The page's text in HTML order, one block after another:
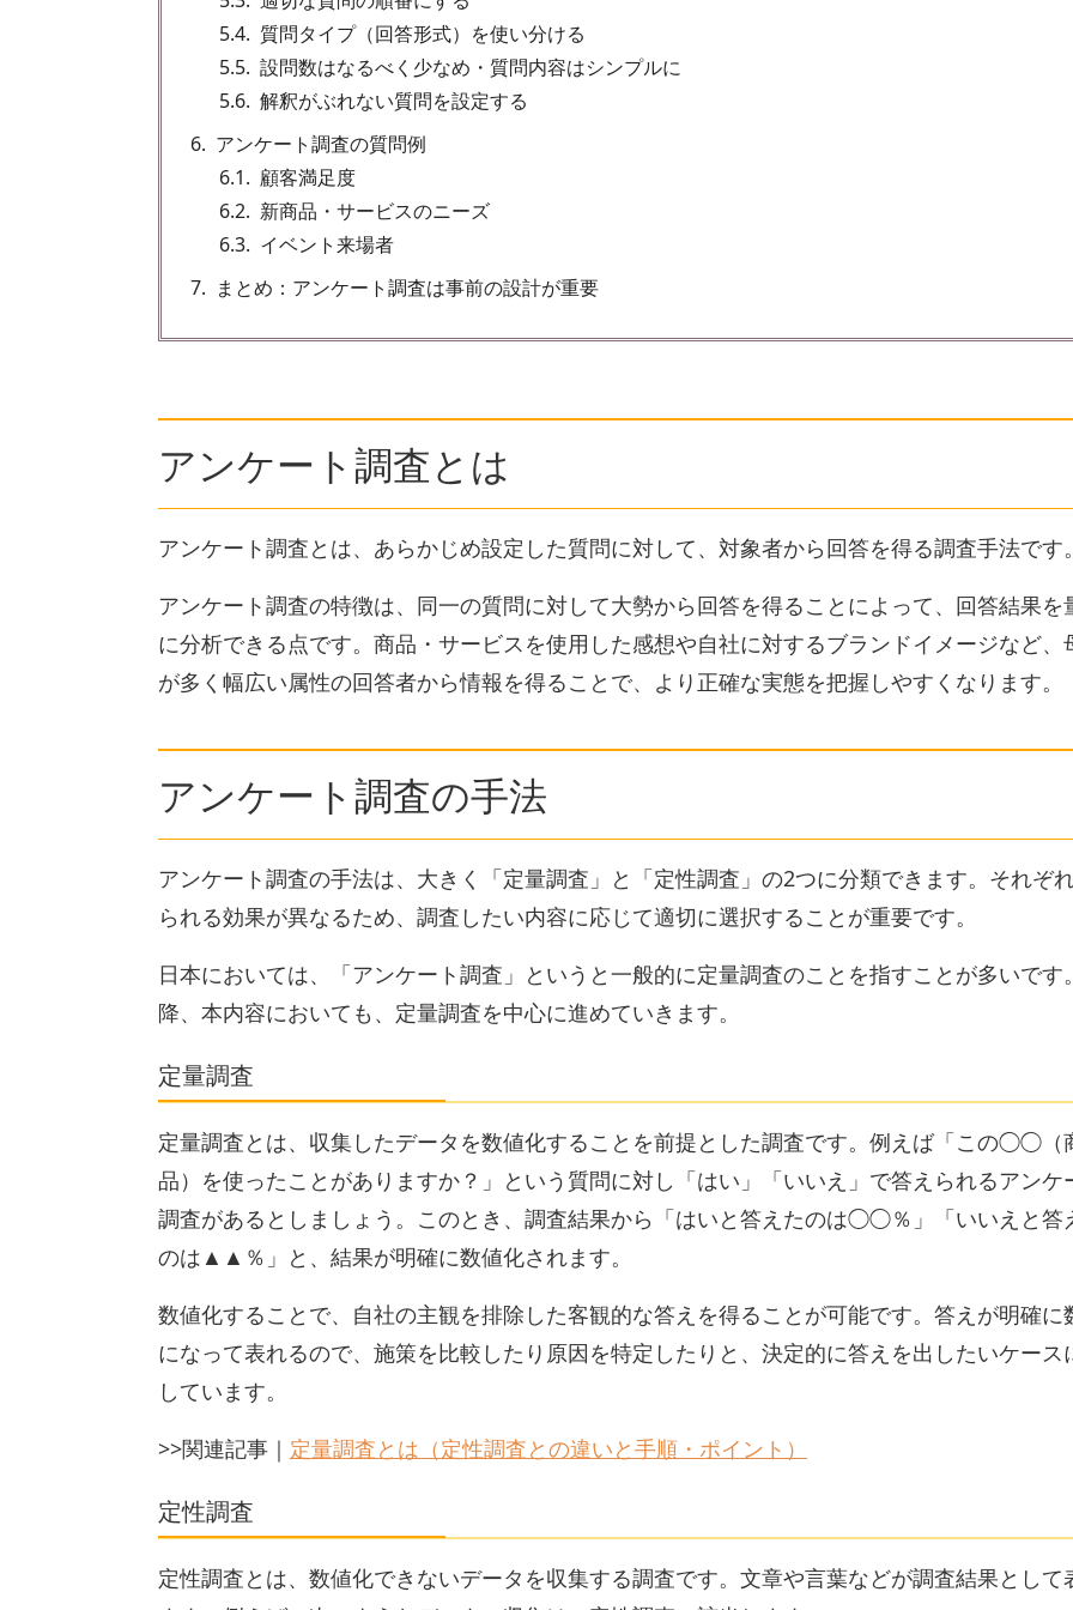
5.4 質問タイプ（回答形式）を使い分ける
5.5 設問数はなるべく少なめ・質問内容はシンプルに
5.6 解釈がぶれない質問を設定する
6 アンケート調査の質問例
6.1
顧客満足度
6.2 新商品・サービスのニーズ
6.3 イベント来場者
7
まとめ：アンケート調査は事前の設計が重要
アンケート調査とは
アンケート調査とは、あらかじめ設定した質問に対して、対象者から回答を得る調査手法です。
アンケート調査の特徴は、同一の質問に対して大勢から回答を得ることによって、回答結果を
に分析できる点です。商品・サービスを使用した感想や自社に対するブランドイメージなど、
が多く幅広い属性の回答者から情報を得ることで、より正確な実態を把握しやすくなります。
アンケート調査の手法
アンケート調査の手法は、大きく「定量調査」と「定性調査」の2つに分類できます。それぞ
られる効果が異なるため、調査したい内容に応じて適切に選択することが重要です。
日本においては、「アンケート調査」というと一般的に定量調査のことを指すことが多いです
降、本内容においても、定量調査を中心に進めていきます。
定量調査
定量調査とは、収集したデータを数値化することを前提とした調査です。例えば「この◯◯（
品）を使ったことがありますか？」という質問に対し「はい」「いいえ」で答えられるアンケ
調査があるとしましょう。このとき、調査結果から「はいと答えたのは◯◯％」「いいえと答
のは▲▲％」と、結果が明確に数値化されます。
数値化することで、自社の主観を排除した客観的な答えを得ることが可能です。答えが明確に
になって表れるので、施策を比較したり原因を特定したりと、決定的に答えを出したいケース
しています。
>>関連記事｜ 定量調査とは（定性調査との違いと手順・ポイント）
定性調査
定性調査とは、数値化できないデータを収集する調査です。文章や言葉などが調査結果として